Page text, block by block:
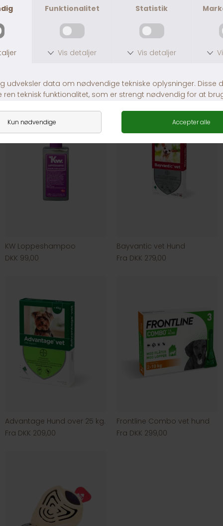
DKK 125,00
DKK 279,00
KW Loppeshampoo
DKK 99,00
Bayvantic vet Hund
Fra DKK 279,00
Advantage Hund over 25 kg.
Fra DKK 209,00
Frontline Combo vet hund
Fra DKK 299,00